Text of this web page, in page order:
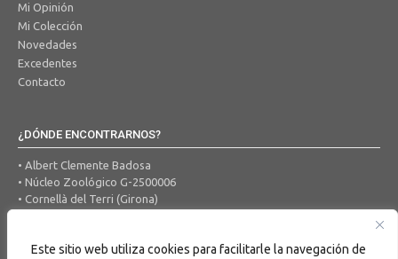
Este sitio web utiliza cookies para facilitarle la navegación de
Mi Opinión
Mi Colección
Novedades
Excedentes
Contacto
¿DÓNDE ENCONTRARNOS?
• Albert Clemente Badosa
• Núcleo Zoológico G-2500006
• Cornellà del Terri (Girona)